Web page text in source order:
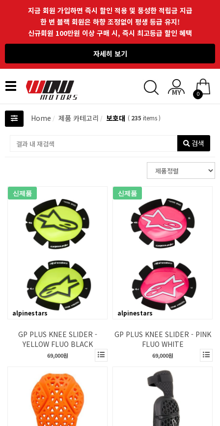
지금 회원 가입하면 즉시 할인 적용 및 풍성한 적립금 지급
한 번 블랙 회원은 하향 조정없이 평생 등급 유지!
신규회원 100만원 이상 구매 시, 즉시 최고등급 할인 혜택
자세히 보기
Toggle
navigation
0
Home 제품 카테고리 보호대 ( 235 items )
검색
신제품
alpinestars
GP PLUS KNEE SLIDER -
YELLOW FLUO BLACK
69,000원
신제품
alpinestars
GP PLUS KNEE SLIDER - PINK
FLUO WHITE
69,000원